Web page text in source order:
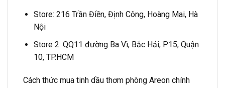
Store: 216 Trần Điền, Định Công, Hoàng Mai, Hà
Nội
Store 2: QQ11 đường Ba Vì, Bắc Hải, P15, Quận
10, TP.HCM
Cách thức mua tinh dầu thơm phòng Areon chính